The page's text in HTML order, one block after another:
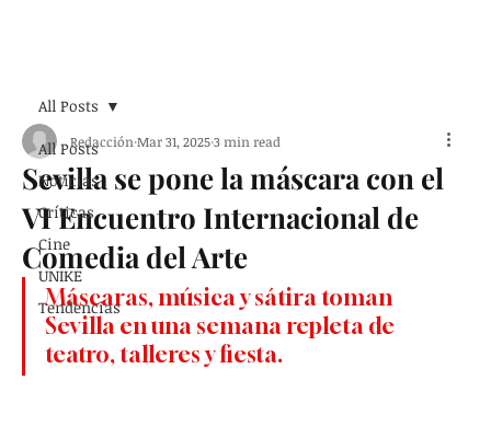
All Posts
Noticias
Críticas
Cine
UNIKE
Tendencias
All Posts
Sevilla se pone la máscara con el
VI Encuentro Internacional de
Comedia del Arte
Redacción Mar 31, 20253 min read
Máscaras, música y sátira toman
Sevilla en una semana repleta de
teatro, talleres y fiesta.